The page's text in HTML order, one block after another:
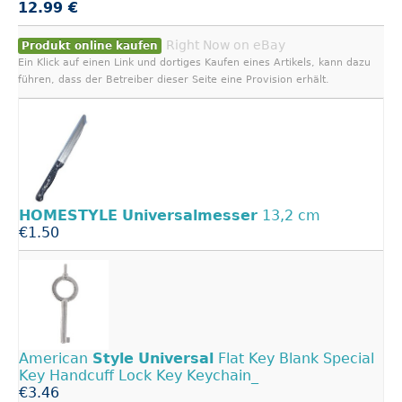
12.99 €
Produkt online kaufen Right Now on eBay
Ein Klick auf einen Link und dortiges Kaufen eines Artikels, kann dazu
führen, dass der Betreiber dieser Seite eine Provision erhält.
HOMESTYLE Universalmesser 13,2 cm
€1.50
American Style Universal Flat Key Blank Special
Key Handcuff Lock Key Keychain_
€3.46